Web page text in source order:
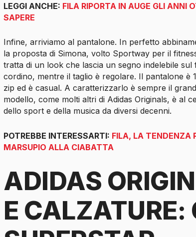
LEGGI ANCHE: FILA RIPORTA IN AUGE GLI ANNI
SAPERE
Infine, arriviamo al pantalone. In perfetto
la proposta di Simona, volto Sportway per il
tratta di un look che lascia un segno indelebile
cordino, mentre il taglio è regolare. Il pantalone è
zip ed è casual. A caratterizzarlo è sempre il
modello, come molti altri di Adidas Originals, è al
dello sport e della musica da diversi decenni.
POTREBBE INTERESSARTI: FILA, LA TENDENZA
MARSUPIO ALLA CIABATTA
ADIDAS
E CALZATURE: